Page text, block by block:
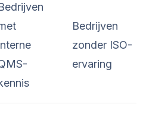
Bedrijven
zonder ISO-
ervaring